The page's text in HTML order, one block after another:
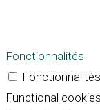
Fonctionnalités
Fonctionnalités
Functional